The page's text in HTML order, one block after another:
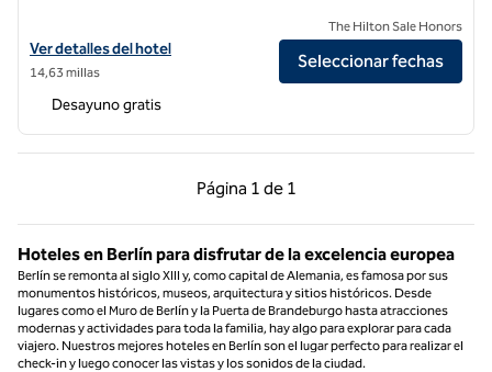
Ver detalles del hotel Hampton by Hilton Potsdam Babelsberg
Ver detalles del hotel
14,63 millas
The Hilton Sale Honors
Seleccionar fechas
Desayuno gratis
Página 1 de 1
Página anterior, 1 de 1
Página 1 de 1
Hoteles en Berlín para disfrutar de la excelencia europea
Berlín se remonta al siglo XIII y, como capital de Alemania, es famosa por sus
monumentos históricos, museos, arquitectura y sitios históricos. Desde
lugares como el Muro de Berlín y la Puerta de Brandeburgo hasta atracciones
modernas y actividades para toda la familia, hay algo para explorar para cada
viajero. Nuestros mejores hoteles en Berlín son el lugar perfecto para realizar el
check-in y luego conocer las vistas y los sonidos de la ciudad.